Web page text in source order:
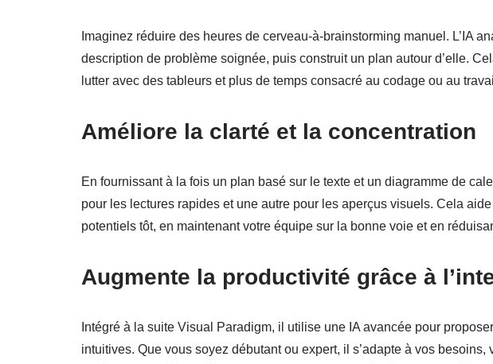
Imaginez réduire des heures de cerveau-à-brainstorming manuel. L’IA
description de problème soignée, puis construit un plan autour d’elle.
lutter avec des tableurs et plus de temps consacré au codage ou au
Améliore la clarté et la concentration
En fournissant à la fois un plan basé sur le texte et un diagramme de
pour les lectures rapides et une autre pour les aperçus visuels. Cela
potentiels tôt, en maintenant votre équipe sur la bonne voie et en
Augmente la productivité grâce à
Intégré à la suite Visual Paradigm, il utilise une IA avancée pour
intuitives. Que vous soyez débutant ou expert, il s’adapte à vos besoins,